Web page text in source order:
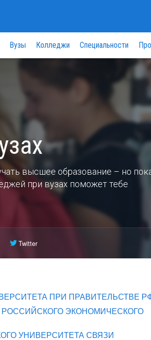
Вузы Колледжи Специальности
высшее образование – но
при вузах поможет тебе
Twitter
ПРИ ПРАВИТЕЛЬСТВЕ
ЭКОНОМИЧЕСКОГО
УНИВЕРСИТЕТА СВЯЗИ